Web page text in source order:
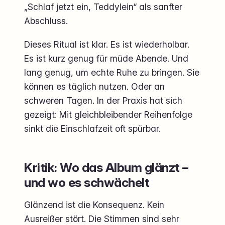
„Schlaf jetzt ein, Teddylein“ als sanfter
Abschluss.
Dieses Ritual ist klar. Es ist wiederholbar.
Es ist kurz genug für müde Abende. Und
lang genug, um echte Ruhe zu bringen. Sie
können es täglich nutzen. Oder an
schweren Tagen. In der Praxis hat sich
gezeigt: Mit gleichbleibender Reihenfolge
sinkt die Einschlafzeit oft spürbar.
Kritik: Wo das Album glänzt –
und wo es schwächelt
Glänzend ist die Konsequenz. Kein
Ausreißer stört. Die Stimmen sind sehr